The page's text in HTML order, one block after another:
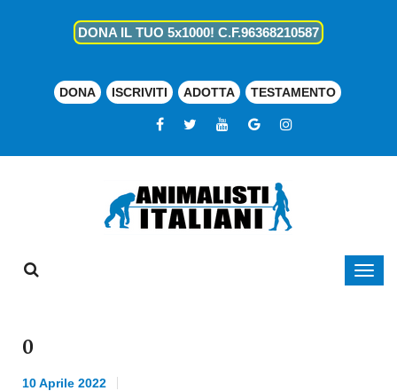
DONA IL TUO 5x1000! C.F.96368210587
DONA ISCRIVITI ADOTTA TESTAMENTO
0
10 Aprile 2022